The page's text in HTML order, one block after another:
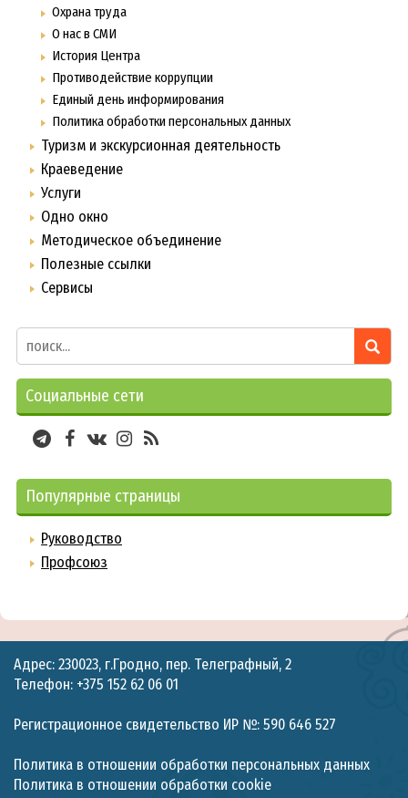
Охрана труда
О нас в СМИ
История Центра
Противодействие коррупции
Единый день информирования
Политика обработки персональных данных
Туризм и экскурсионная деятельность
Краеведение
Услуги
Одно окно
Методическое объединение
Полезные ссылки
Сервисы
Социальные сети
Популярные страницы
Руководство
Профсоюз
Адрес: 230023, г.Гродно, пер. Телеграфный, 2
Телефон: +375 152 62 06 01
Регистрационное свидетельство ИР №: 590 646 527
Политика в отношении обработки персональных данных
Политика в отношении обработки cookie